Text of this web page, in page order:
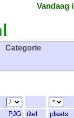
Vandaag
Categorie
PJG titel
plaats